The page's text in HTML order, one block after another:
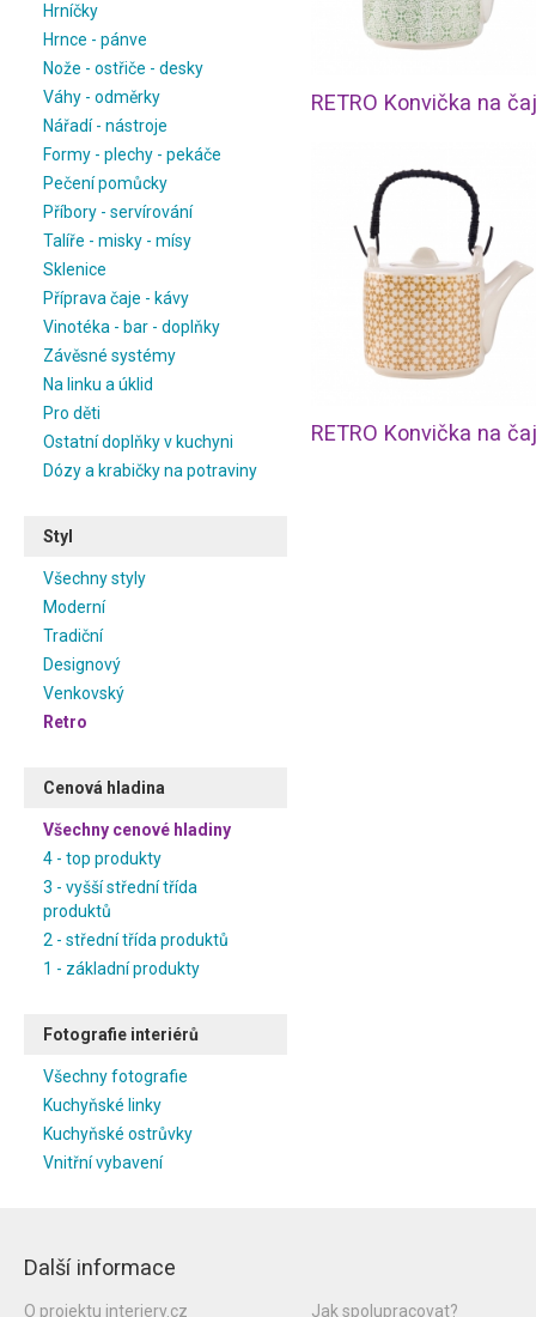
Hrníčky
Hrnce - pánve
Nože - ostřiče - desky
Váhy - odměrky
Nářadí - nástroje
Formy - plechy - pekáče
Pečení pomůcky
Příbory - servírování
Talíře - misky - mísy
Sklenice
Příprava čaje - kávy
Vinotéka - bar - doplňky
Závěsné systémy
Na linku a úklid
Pro děti
Ostatní doplňky v kuchyni
Dózy a krabičky na potraviny
Styl
Všechny styly
Moderní
Tradiční
Designový
Venkovský
Retro
Cenová hladina
Všechny cenové hladiny
4 - top produkty
3 - vyšší střední třída
produktů
2 - střední třída produktů
1 - základní produkty
Fotografie interiérů
Všechny fotografie
Kuchyňské linky
Kuchyňské ostrůvky
Vnitřní vybavení
Další informace
O projektu interiery.cz Jak spolupracovat?